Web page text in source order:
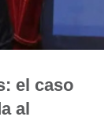
el caso
al